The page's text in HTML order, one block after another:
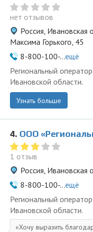
нет отзывов
Россия, Ивановская
Максима Горького, 45
8-800-100-...ещё
Региональный
Ивановской области.
Узнать больше
4. ООО «Региональный
1 отзыв
Россия, Ивановская
8-800-100-...ещё
Региональный
Ивановской области.
Хочу выразить